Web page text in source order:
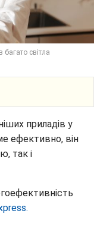
світла
приладів у
ефективно, він
так і